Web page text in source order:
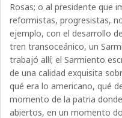
Rosas; o al presidente que
reformistas, progresistas,
ejemplo, con el desarrollo
tren transoceánico, un
trabajó allí; el Sarmiento
de una calidad exquisita
qué era lo americano, qué
momento de la patria
abiertos, en un momento